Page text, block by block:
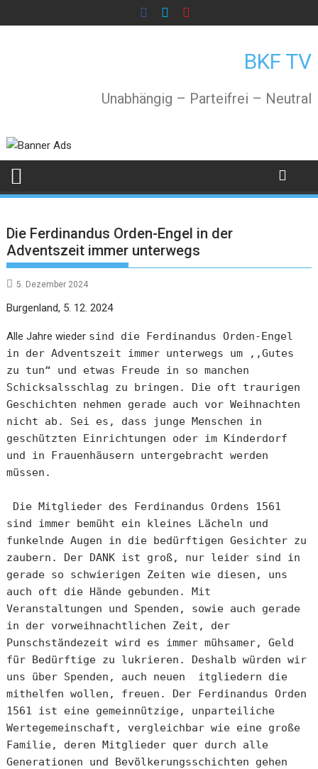
to
BKF TV
Unabhängig – Parteifrei – Neutral
Die Ferdinandus Orden-Engel in der
Adventszeit immer unterwegs
5. Dezember 2024
Burgenland, 5. 12. 2024
Alle Jahre wieder sind die Ferdinandus Orden-Engel
in der Adventszeit immer unterwegs um ,,Gutes
zu tun“ und etwas Freude in so manchen
Schicksalsschlag zu bringen. Die oft traurigen
Geschichten nehmen gerade auch vor Weihnachten
nicht ab. Sei es, dass junge Menschen in
geschützten Einrichtungen oder im Kinderdorf
und in Frauenhäusern untergebracht werden
müssen.
Die Mitglieder des Ferdinandus Ordens 1561
sind immer bemüht ein kleines Lächeln und
funkelnde Augen in die bedürftigen Gesichter zu
zaubern. Der DANK ist groß, nur leider sind in
gerade so schwierigen Zeiten wie diesen, uns
auch oft die Hände gebunden. Mit
Veranstaltungen und Spenden, sowie auch gerade
in der vorweihnachtlichen Zeit, der
Punschständezeit wird es immer mühsamer, Geld
für Bedürftige zu lukrieren. Deshalb würden wir
uns über Spenden, auch neuen itgliedern die
mithelfen wollen, freuen. Der Ferdinandus Orden
1561 ist eine gemeinnützige, unparteiliche
Wertegemeinschaft, vergleichbar wie eine große
Familie, deren Mitglieder quer durch alle
Generationen und Bevölkerungsschichten gehen